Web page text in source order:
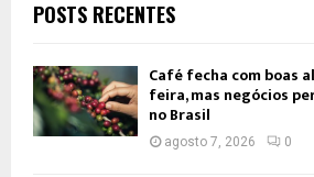
POSTS RECENTES
Café fecha com boas
feira, mas negócios
no Brasil
agosto 7, 2026 0